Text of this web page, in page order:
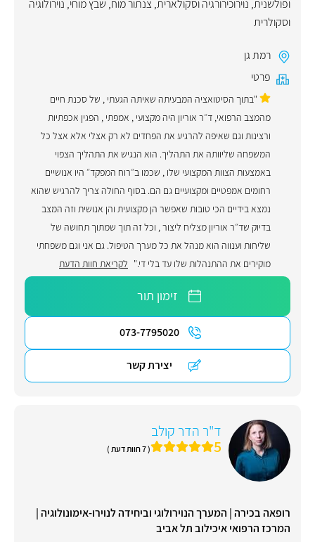
ופולשנית, נוירוכירורגיה וסקולארית, צנתור מוח, שבץ מוחי, נוירולוגיה
וסקולרית
רמת גן
פרטי
"בתוך הסיטואציה המבעיתה שאיתה הגעתי , של סכנת חיים
מהמצב הרפואי, ד״ר אוריון היה מקצועי , אמפתי , הפגין אכפתיות
ורצינות וגם שאיפה להרגיע את הפחדים לא רק אצלי אלא אצל כל
המשפחה שליוותה את התהליך. הוא הנגיש את התהליך הצפוי
באמצעות הצוות המקצועי שלו , שכמו ב״רוח המפקד״ היו אנושיים
רחומים אמפטיים ומקצועיים גם הם. בסוף החולה צריך להרגיש שהוא
נמצא בידיים הכי טובות שאפשר הן מקצועית והן אנושית וזה המצב
בדיוק שד״ר אוריון מצליח ליצור , וכל זה תוך שמתוך תחושה של
שליחות וענווה הוא מנהל את כל מערך הטיפול. גם אני וגם משפחתי
מוקירים את ההתנהלות שלו עד בלי די." לקריאת חוות הדעת
זימון תור
073-7795020
יצירת קשר
ד"ר הדר קולב
5 ( 7 חוות דעת )
רופאה בכירה | המערך הנוירולוגי וביחידה לנוירו-אימונולוגיה |
המרכז הרפואי איכילוב תל אביב